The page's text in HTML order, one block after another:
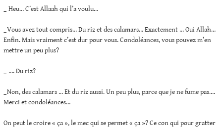
_ Heu… C’est Allaah qui l’a voulu…
_Vous avez tout compris… Du riz et des calamars… Exactement … Oui Allah…
Enfin. Mais vraiment c’est dur pour vous. Condoléances, vous pouvez m’en
mettre un peu plus?
_ …. Du riz?
_Non, des calamars … Et du riz aussi. Un peu plus, parce que je ne fume pas….
Merci et condoléances…
On peut le croire « ça », le mec qui se permet « ça »? Ce con qui pour gratter